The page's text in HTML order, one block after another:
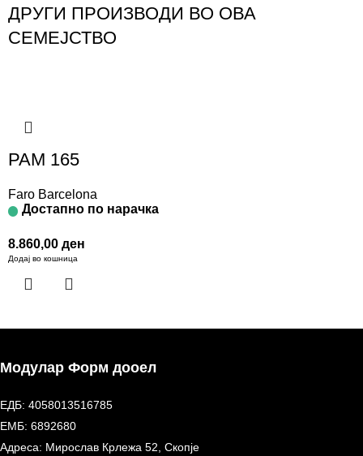
ДРУГИ ПРОИЗВОДИ ВО ОВА
СЕМЕЈСТВО
PAM 165
Faro Barcelona
Достапно по нарачка
8.860,00 ден
Додај во кошница
Модулар Форм дооел
ЕДБ: 4058013516785
ЕМБ: 6892680
Адреса: Мирослав Крлежа 52, Скопје